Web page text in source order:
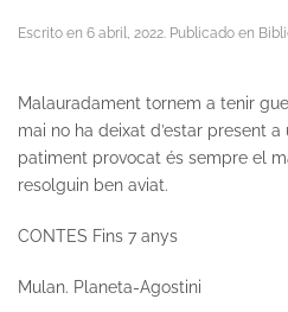
Escrito en 6 abril, 2022. Publicado en
Malauradament tornem a tenir
mai no ha deixat d’estar present
patiment provocat és sempre el
resolguin ben aviat.
CONTES Fins 7 anys
Mulan. Planeta-Agostini